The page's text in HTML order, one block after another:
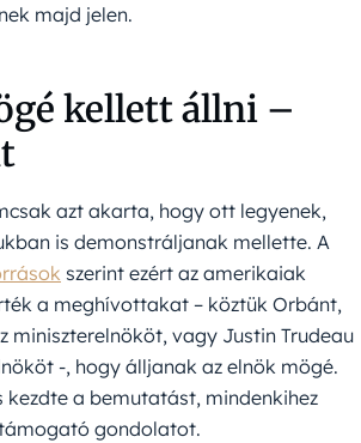
majd jelen.
kellett állni –
azt akarta, hogy ott legyenek,
is demonstráljanak mellette. A
szerint ezért az amerikaiak
a meghívottakat – köztük Orbánt,
miniszterelnököt, vagy Justin Trudeau
-, hogy álljanak az elnök mögé.
kezdte a bemutatást, mindenkihez
gondolatot.